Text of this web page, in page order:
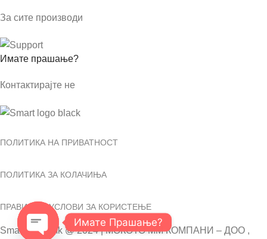
За сите производи
Имате прашање?
Контактирајте не
ПОЛИТИКА НА ПРИВАТНОСТ
ПОЛИТИКА ЗА КОЛАЧИЊА
ПРАВИЛА И УСЛОВИ ЗА КОРИСТЕЊЕ
SmartShop.mk @ 2024 | МОКОТО ММ КОМПАНИ – ДОО ,
Имате Прашање?